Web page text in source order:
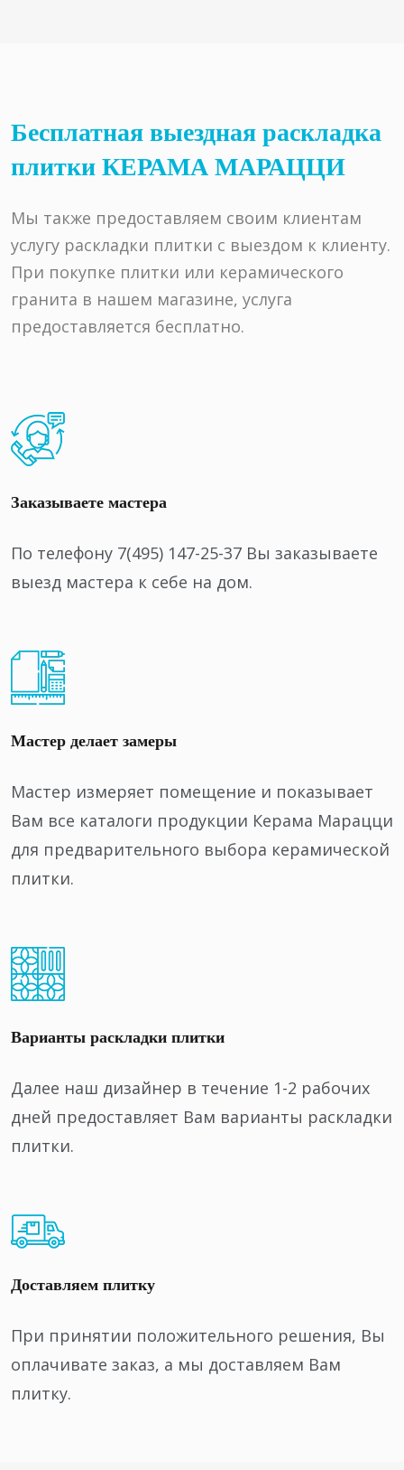
Бесплатная выездная раскладка
плитки КЕРАМА МАРАЦЦИ
Мы также предоставляем своим клиентам
услугу раскладки плитки с выездом к клиенту.
При покупке плитки или керамического
гранита в нашем магазине, услуга
предоставляется бесплатно.
Заказываете мастера
По телефону 7(495) 147-25-37 Вы заказываете
выезд мастера к себе на дом.
Мастер делает замеры
Мастер измеряет помещение и показывает
Вам все каталоги продукции Керама Марацци
для предварительного выбора керамической
плитки.
Варианты раскладки плитки
Далее наш дизайнер в течение 1-2 рабочих
дней предоставляет Вам варианты раскладки
плитки.
Доставляем плитку
При принятии положительного решения, Вы
оплачивате заказ, а мы доставляем Вам
плитку.